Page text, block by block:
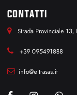
CONTATTI
Strada Provinciale
+39 095491888
info@eltrasas.it